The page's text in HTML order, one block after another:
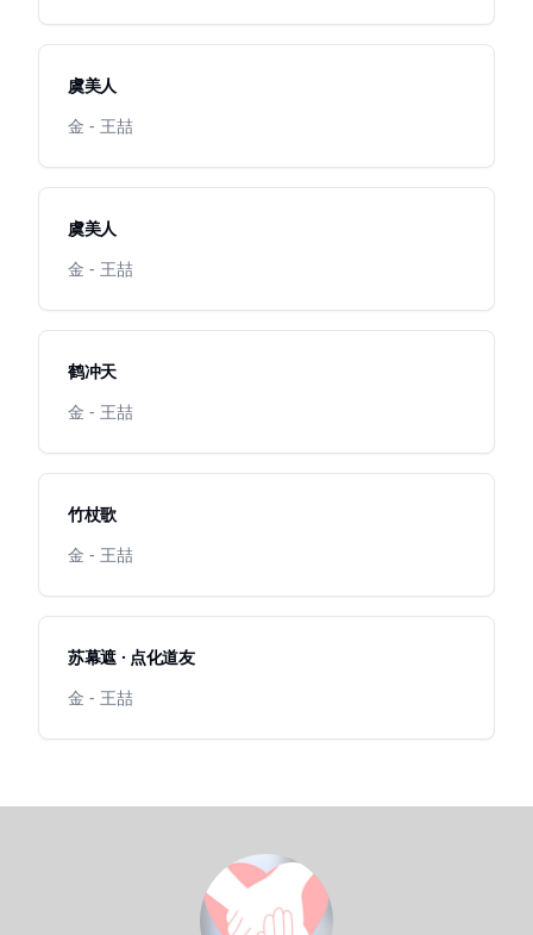
虞美人
金 - 王喆
虞美人
金 - 王喆
鹤冲天
金 - 王喆
竹杖歌
金 - 王喆
苏幕遮 · 点化道友
金 - 王喆